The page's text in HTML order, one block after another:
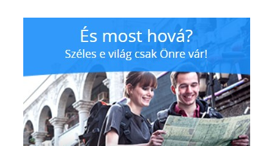
sokoldalú, tisztán elektromos személyszállító
modellek, amelyek számos felhasználási terület
igényeinek megfelelnek:
családi és csoportos utazások
személyszállító és taxiszolgáltatások
repülőtéri transzferek